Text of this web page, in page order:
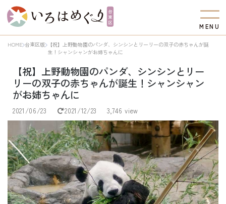
M EN U
HOME 台東区版
【祝】上野動物園のパンダ、シンシンとリーリーの双子の赤ちゃんが誕
生！シャンシャンがお姉ちゃんに
【祝】上野動物園のパンダ、シンシンとリー
リーの双子の赤ちゃんが誕生！シャンシャン
がお姉ちゃんに
2021/06/23 2021/12/23 3,746 view